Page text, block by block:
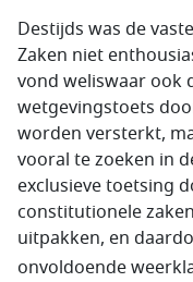
Destijds was de
Zaken niet
vond weliswaar ook
wetgevingstoets
worden versterkt,
vooral te zoeken in
exclusieve toetsing
constitutionele
uitpakken, en
onvoldoende